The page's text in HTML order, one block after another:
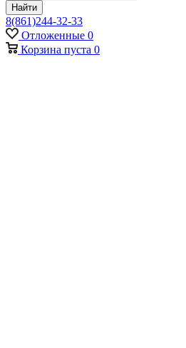
Найти
8(861)244-32-33
Отложенные 0
Корзина пуста 0